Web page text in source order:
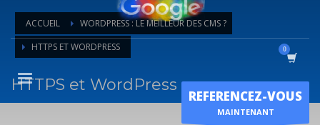
Vous recevrez sous 5 jours ouvrés un mail deconfirmationde
l'exécution de la prestation
Horaire d'ouverture
REFERENCEZ-VOUS
MAINTENANT
ACCUEIL
WORDPRESS : LE MEILLEUR DES CMS ?
HTTPS ET WORDPRESS
HTTPS et WordPress